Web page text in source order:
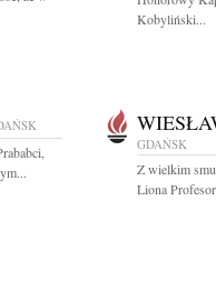
Kobyliński...
GDAŃSK
Z wielkim
Liona